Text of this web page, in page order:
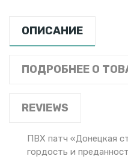
ОПИСАНИЕ
ПОДРОБНЕЕ О
REVIEWS
ПВХ патч «Донецкая
гордость и